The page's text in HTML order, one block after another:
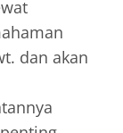
dan akan